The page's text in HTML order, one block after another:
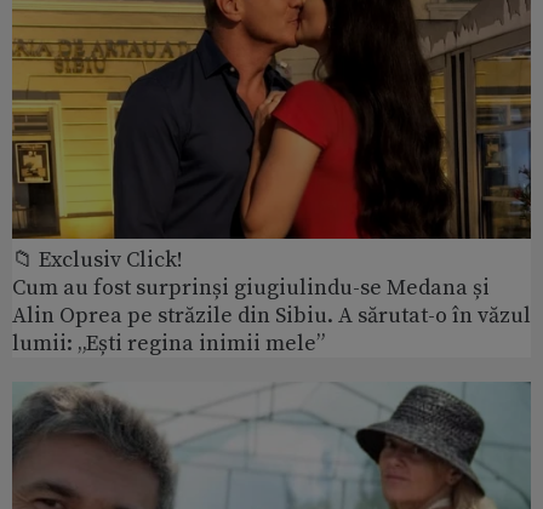
📁 Exclusiv Click!
Cum au fost surprinși giugiulindu-se Medana și
Alin Oprea pe străzile din Sibiu. A sărutat-o în văzul
lumii: „Ești regina inimii mele”